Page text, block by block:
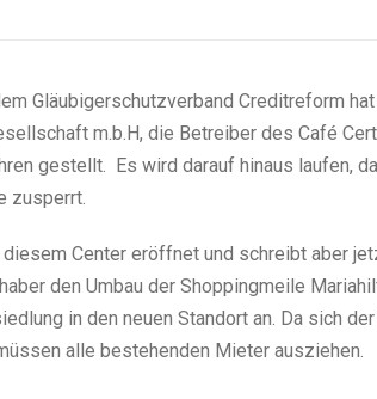
Gläubigerschutzverband Creditreform
m.b.H, die Betreiber des Café
gestellt. Es wird darauf hinaus laufen,
zusperrt.
Center eröffnet und schreibt aber
den Umbau der Shoppingmeile
in den neuen Standort an. Da sich
alle bestehenden Mieter ausziehen.